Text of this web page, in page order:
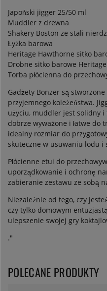
Japoński jigger 25/50 ml
Muddler z drewna
Shakery Boston ze stali
Łyżka barowa
Heritage Hawthorne sitko
Drobne sitko barowe Heritage
Torba płócienna do
Gadżety Bonzer są
przyjemnego koleżeństwa.
użyciu, muddler jest solidny i
dobrze wyważone i łatwe do
idealny rozmiar do
skuteczne w usuwaniu lodu i
Płócienne etui do
uporządkowanie i ochronę
zabieranie zestawu ze sobą
Niezależnie od tego, czy
czy tylko domowym
ulepszenie swojej gry
."
POLECANE PRODUKTY